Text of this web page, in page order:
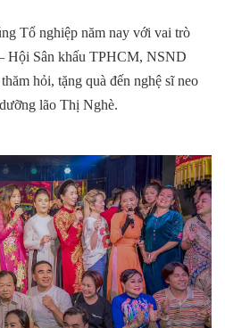
Tổ nghiệp năm nay với vai trò
Hội Sân khấu TPHCM, NSND
hỏi, tặng quà đến nghệ sĩ neo
lão Thị Nghè.